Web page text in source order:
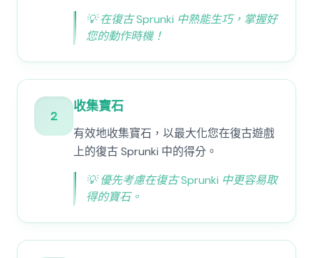
💡在復古 Sprunki 中熟能生巧，掌握好
您的動作時機！
2
收集寶石
有效地收集寶石，以最大化您在復古遊戲
上的復古 Sprunki 中的得分。
💡優先考慮在復古 Sprunki 中更容易取
得的寶石。